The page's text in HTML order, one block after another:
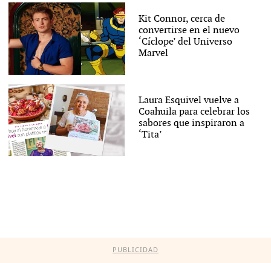
Kit Connor, cerca de
convertirse en el nuevo
‘Cíclope’ del Universo
Marvel
Laura Esquivel vuelve a
Coahuila para celebrar los
sabores que inspiraron a
‘Tita’
PUBLICIDAD